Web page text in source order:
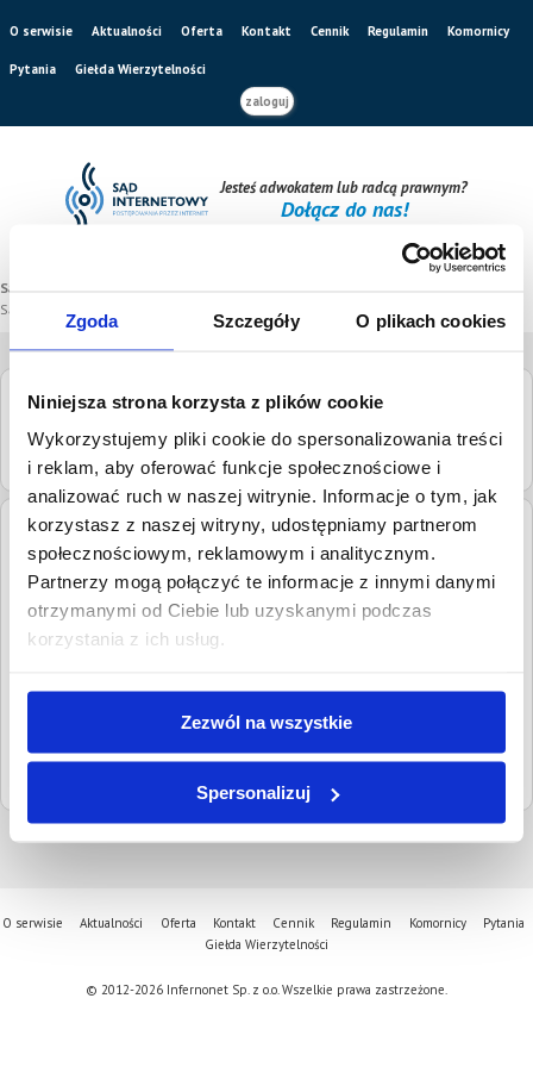
Zgoda Szczegóły O plikach cookies
Niniejsza strona korzysta z plików cookie
Wykorzystujemy pliki cookie do spersonalizowania treści
i reklam, aby oferować funkcje społecznościowe i
analizować ruch w naszej witrynie. Informacje o tym, jak
korzystasz z naszej witryny, udostępniamy partnerom
społecznościowym, reklamowym i analitycznym.
Partnerzy mogą połączyć te informacje z innymi danymi
otrzymanymi od Ciebie lub uzyskanymi podczas
korzystania z ich usług.
Zezwól na wszystkie
Spersonalizuj
O serwisie Aktualności Oferta Kontakt Cennik Regulamin Komornicy
Pytania
Giełda Wierzytelności
zaloguj
Jesteś adwokatem lub radcą prawnym?
Dołącz do nas!
Sąd internetowy
Sąd Rejonowy Poznań-Stare Miasto w Poznaniu
Sąd Rejonowy Poznań-Stare Miasto w
Poznaniu
Adres: Młyńska 1a, 61-729 Poznań
Numery
kontaktowe:
tel.(61) 666 08 50
tel.61 46 82 544
Adresy email:
czytelnia@poznan-staremiasto.sr.gov.pl
poznan-staremiasto.sr.gov.pl/
Sąd nadrzędny: Sąd Okręgowy w Poznaniu
O serwisie Aktualności Oferta Kontakt Cennik Regulamin Komornicy
Pytania
Giełda Wierzytelności
© 2012-2026 Infernonet Sp. z o.o. Wszelkie prawa zastrzeżone.